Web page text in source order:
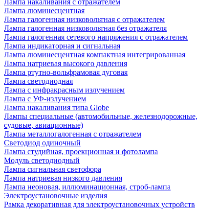
Лампа накаливания с отражателем
Лампа люминесцентная
Лампа галогенная низковольтная с отражателем
Лампа галогенная низковольтная без отражателя
Лампа галогенная сетевого напряжения с отражателем
Лампа индикаторная и сигнальная
Лампа люминесцентная компактная интегрированная
Лампа натриевая высокого давления
Лампа ртутно-вольфрамовая дуговая
Лампа светодиодная
Лампа с инфракрасным излучением
Лампа с УФ-излучением
Лампа накаливания типа Globe
Лампы специальные (автомобильные, железнодорожные,
судовые, авиационные)
Лампа металлогалогенная с отражателем
Светодиод одиночный
Лампа студийная, проекционная и фотолампа
Модуль светодиодный
Лампа сигнальная светофора
Лампа натриевая низкого давления
Лампа неоновая, иллюминационная, строб-лампа
Электроустановочные изделия
Рамка декоративная для электроустановочных устройств